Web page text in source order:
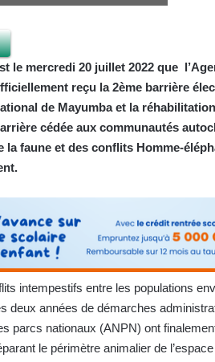
le mercredi 20 juillet 2022 que
reçu la 2ème barrière
de Mayumba et la
cédée aux communautés
la faune et des conflits Homme-
intempestifs entre les populations
deux années de démarches
parcs nationaux (ANPN) ont
le périmètre animalier de